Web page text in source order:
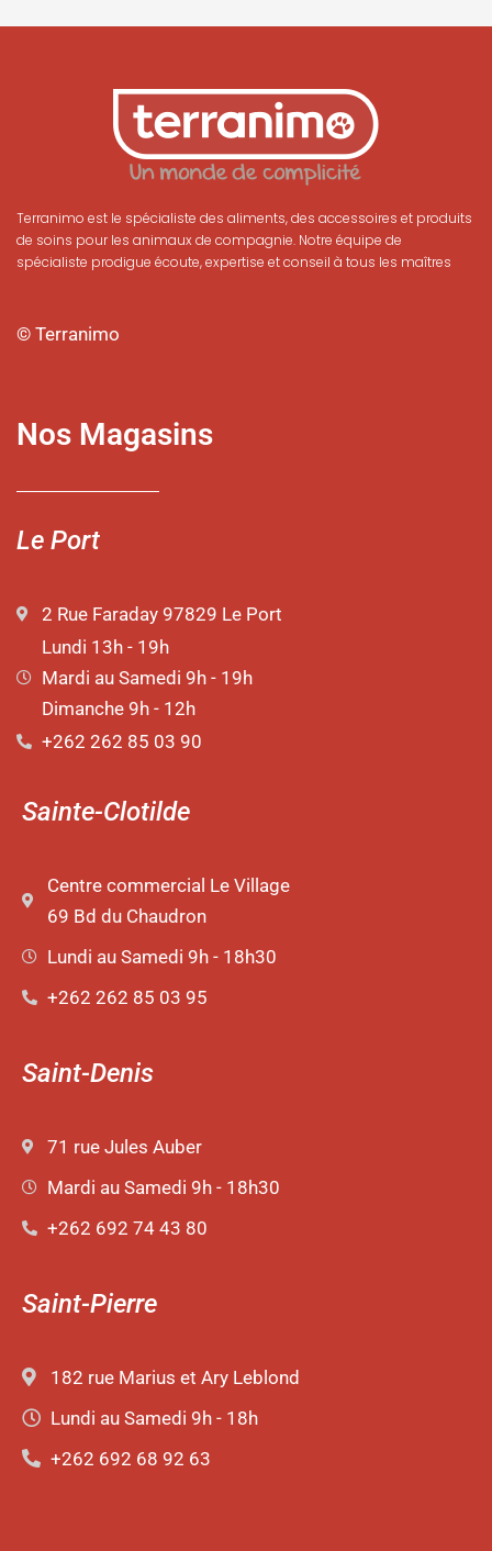
Terranimo est le spécialiste des aliments, des accessoires et produits
de soins pour les animaux de compagnie. Notre équipe de
spécialiste prodigue écoute, expertise et conseil à tous les maîtres
© Terranimo
Nos Magasins
Le Port
2 Rue Faraday 97829 Le Port
Lundi 13h - 19h
Mardi au Samedi 9h - 19h
Dimanche 9h - 12h
+262 262 85 03 90
Sainte-Clotilde
Centre commercial Le Village
69 Bd du Chaudron
Lundi au Samedi 9h - 18h30
+262 262 85 03 95
Saint-Denis
71 rue Jules Auber
Mardi au Samedi 9h - 18h30
+262 692 74 43 80
Saint-Pierre
182 rue Marius et Ary Leblond
Lundi au Samedi 9h - 18h
+262 692 68 92 63